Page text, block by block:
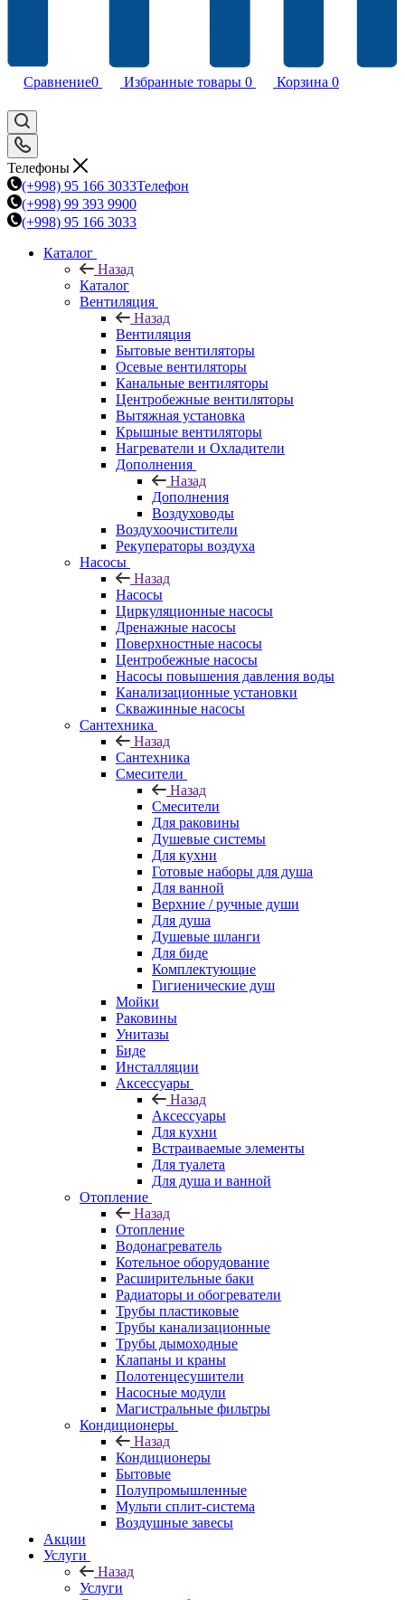
Сравнение0 Избранные товары 0 Корзина 0
Телефоны
(+998) 95 166 3033Телефон
(+998) 99 393 9900
(+998) 95 166 3033
Каталог
Назад
Каталог
Вентиляция
Назад
Вентиляция
Бытовые вентиляторы
Осевые вентиляторы
Канальные вентиляторы
Центробежные вентиляторы
Вытяжная установка
Крышные вентиляторы
Нагреватели и Охладители
Дополнения
Назад
Дополнения
Воздуховоды
Воздухоочистители
Рекуператоры воздуха
Насосы
Назад
Насосы
Циркуляционные насосы
Дренажные насосы
Поверхностные насосы
Центробежные насосы
Насосы повышения давления воды
Канализационные установки
Скважинные насосы
Сантехника
Назад
Сантехника
Смесители
Назад
Смесители
Для раковины
Душевые системы
Для кухни
Готовые наборы для душа
Для ванной
Верхние / ручные души
Для душа
Душевые шланги
Для биде
Комплектующие
Гигиенические душ
Мойки
Раковины
Унитазы
Биде
Инсталляции
Аксессуары
Назад
Аксессуары
Для кухни
Встраиваемые элементы
Для туалета
Для душа и ванной
Отопление
Назад
Отопление
Водонагреватель
Котельное оборудование
Расширительные баки
Радиаторы и обогреватели
Трубы пластиковые
Трубы канализационные
Трубы дымоходные
Клапаны и краны
Полотенцесушители
Насосные модули
Магистральные фильтры
Кондиционеры
Назад
Кондиционеры
Бытовые
Полупромышленные
Мульти сплит-система
Воздушные завесы
Акции
Услуги
Назад
Услуги